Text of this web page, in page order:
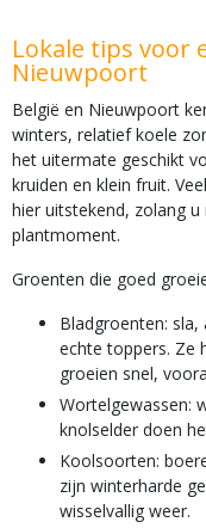
Lokale tips voor
Nieuwpoort
België en Nieuwpoort
winters, relatief koele
het uitermate geschikt
kruiden en klein fruit.
hier uitstekend, zolang
plantmoment.
Groenten die goed
Bladgroenten: sla,
echte toppers. Ze
groeien snel,
Wortelgewassen:
knolselder doen
Koolsoorten:
zijn winterharde
wisselvallig weer.